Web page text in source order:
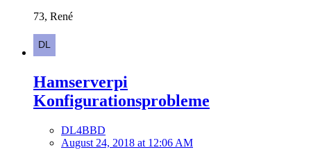
73, René
Hamserverpi
Konfigurationsprobleme
DL4BBD
August 24, 2018 at 12:06 AM